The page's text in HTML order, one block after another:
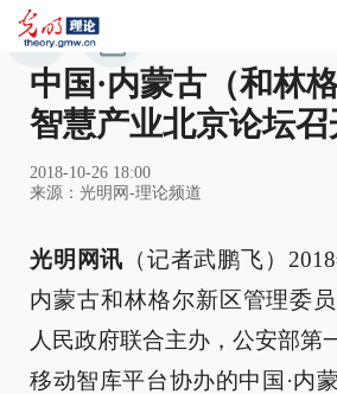
中国·内蒙古（和林
智慧产业北京论坛召
2018-10-26 18:00
来源： 光明网-理论频道
光明网讯 （记者武鹏飞）
内蒙古和林格尔新区管理委
人民政府联合主办，公安部第
移动智库平台协办的中国·内